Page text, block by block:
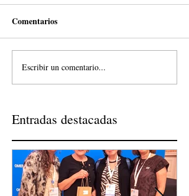
Comentarios
Escribir un comentario...
Entradas destacadas